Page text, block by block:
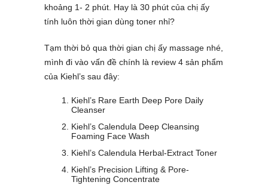
khoảng 1- 2 phút. Hay là 30 phút của chị ấy
tính luôn thời gian dùng toner nhỉ?
Tạm thời bỏ qua thời gian chị ấy massage nhé,
mình đi vào vấn đề chính là review 4 sản phẩm
của Kiehl’s sau đây:
Kiehl’s Rare Earth Deep Pore Daily
Cleanser
Kiehl’s Calendula Deep Cleansing
Foaming Face Wash
Kiehl’s Calendula Herbal-Extract Toner
Kiehl’s Precision Lifting & Pore-
Tightening Concentrate